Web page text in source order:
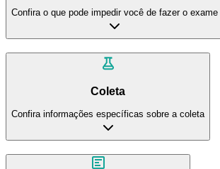
Confira o que pode impedir você de fazer o exame
Coleta
Confira informações específicas sobre a coleta